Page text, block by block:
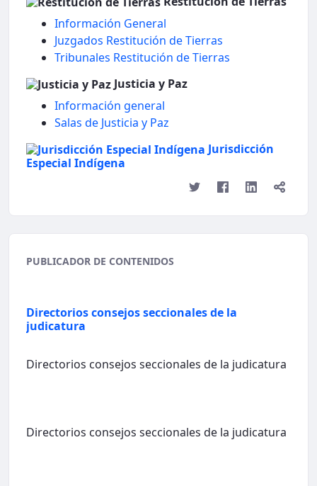
Información General
Juzgados Restitución de Tierras
Tribunales Restitución de Tierras
Justicia y Paz
Información general
Salas de Justicia y Paz
Jurisdicción
Especial Indígena
PUBLICADOR DE CONTENIDOS
Directorios consejos seccionales de la
judicatura
Directorios consejos seccionales de la judicatura
Directorios consejos seccionales de la judicatura